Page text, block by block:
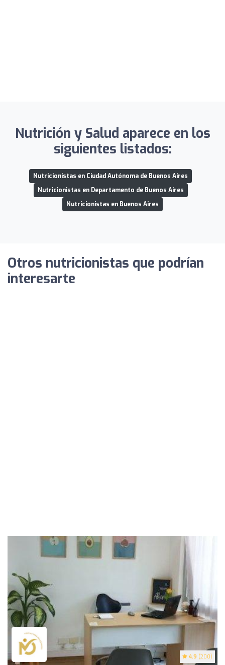
Nutrición y Salud aparece en los
siguientes listados:
Nutricionistas en Ciudad Autónoma de Buenos Aires
Nutricionistas en Departamento de Buenos Aires
Nutricionistas en Buenos Aires
Otros nutricionistas que podrían
interesarte
4.9 (200)